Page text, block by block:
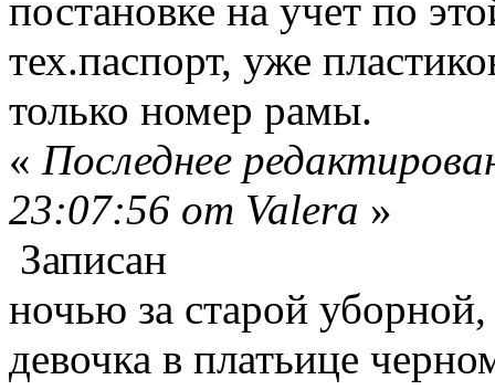
постановке на учет по
тех.паспорт, уже
только номер рамы.
« Последнее
23:07:56 от Valera »
Записан
ночью за старой
девочка в платьице